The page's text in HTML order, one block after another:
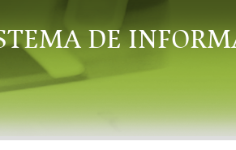
DE